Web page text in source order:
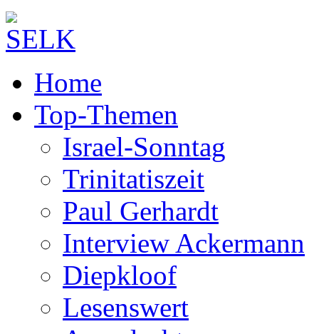
Home
Top-Themen
Israel-Sonntag
Trinitatiszeit
Paul Gerhardt
Interview Ackermann
Diepkloof
Lesenswert